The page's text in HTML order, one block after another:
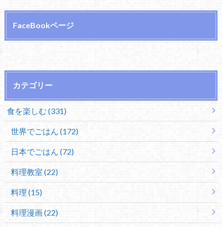
FaceBookページ
カテゴリー
食を楽しむ (331)
世界でごはん (172)
日本でごはん (72)
料理教室 (22)
料理 (15)
料理漫画 (22)